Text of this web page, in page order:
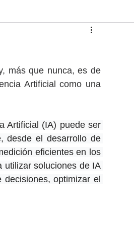
más que nunca, es de
Artificial como una
Artificial (IA) puede ser
desde el desarrollo de
eficientes en los
utilizar soluciones de IA
optimizar el